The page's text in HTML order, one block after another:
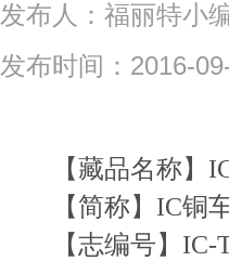
发布人： 福丽特小
发布时间： 2016-
【藏品名称】IC-
【简称】IC铜
【志编号】IC-